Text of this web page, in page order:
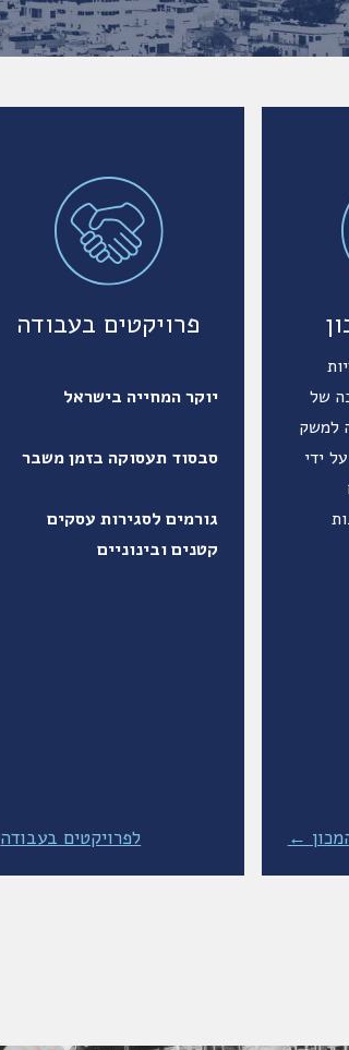
פרויקטים בעבודה
יוקר המחייה בישראל
סבסוד תעסוקה בזמן משבר
גורמים לסגירות עסקים
קטנים ובינוניים
לפרויקטים בעבודה
של
למשק
ידי
←